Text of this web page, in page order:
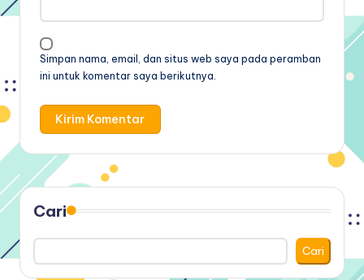
Simpan nama, email, dan situs web saya pada peramban
ini untuk komentar saya berikutnya.
Cari
Cari